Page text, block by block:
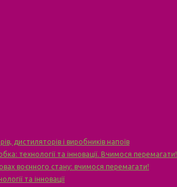
дистиляторів і виробників напоїв
технології та інновації. Вчимося перемагати!
воєнного стану: вчимося перемагати!
та інновації